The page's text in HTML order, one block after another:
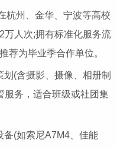
州、金华、宁波等高校
万人次;拥有标准化服务流
荐为毕业季合作单位。
(含摄影、摄像、相册制
服务，适合班级或社团集
(如索尼A7M4、佳能